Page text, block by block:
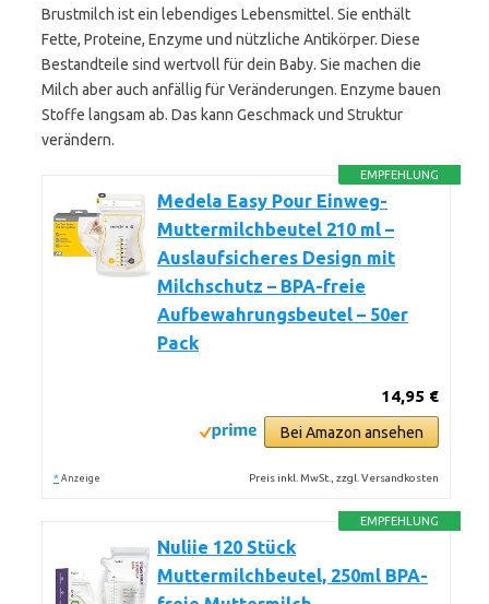
Brustmilch ist ein lebendiges Lebensmittel. Sie enthält
Fette, Proteine, Enzyme und nützliche Antikörper. Diese
Bestandteile sind wertvoll für dein Baby. Sie machen die
Milch aber auch anfällig für Veränderungen. Enzyme bauen
Stoffe langsam ab. Das kann Geschmack und Struktur
verändern.
EMPFEHLUNG
Medela Easy Pour Einweg-
Muttermilchbeutel 210 ml –
Auslaufsicheres Design mit
Milchschutz – BPA-freie
Aufbewahrungsbeutel – 50er
Pack
14,95 €
Bei Amazon ansehen
* Anzeige Preis inkl. MwSt., zzgl. Versandkosten
EMPFEHLUNG
Nuliie 120 Stück
Muttermilchbeutel, 250ml BPA-